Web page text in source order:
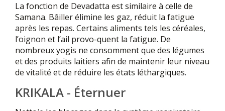
La fonction de Devadatta est similaire à celle de
Samana. Bâiller élimine les gaz, réduit la fatigue
après les repas. Certains aliments tels les céréales,
l’oignon et l’ail provo-quent la fatigue. De
nombreux yogis ne consomment que des légumes
et des produits laitiers afin de maintenir leur niveau
de vitalité et de réduire les états léthargiques.
KRIKALA - Éternuer